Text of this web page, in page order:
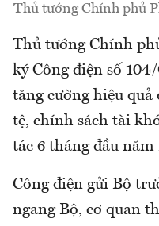
Thủ tướng Chính phủ
Thủ tướng Chính
ký Công điện số
tăng cường hiệu
tệ, chính sách tài
tác 6 tháng đầu năm
Công điện gửi Bộ
ngang Bộ, cơ quan